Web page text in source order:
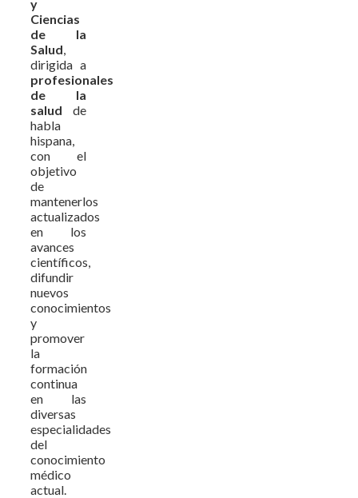
y
Ciencias
de la
Salud,
dirigida a
profesionales
de la
salud de
habla
hispana,
con el
objetivo
de
mantenerlos
actualizados
en los
avances
científicos,
difundir
nuevos
conocimientos
y
promover
la
formación
continua
en las
diversas
especialidades
del
conocimiento
médico
actual.